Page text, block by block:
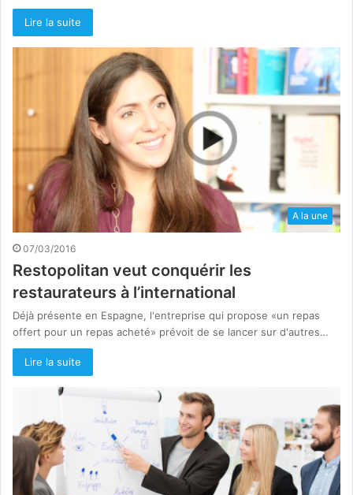
Lire la suite
A la une
07/03/2016
Restopolitan veut conquérir les
restaurateurs à l’international
Déjà présente en Espagne, l'entreprise qui propose «un repas
offert pour un repas acheté» prévoit de se lancer sur d'autres…
Lire la suite